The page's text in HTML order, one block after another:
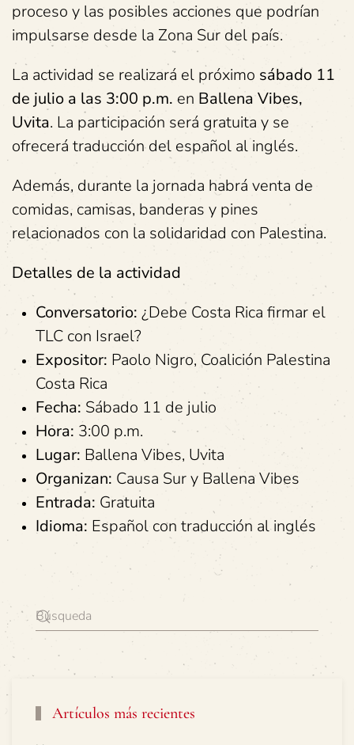
proceso y las posibles acciones que podrían
impulsarse desde la Zona Sur del país.
La actividad se realizará el próximo sábado 11
de julio a las 3:00 p.m. en Ballena Vibes,
Uvita. La participación será gratuita y se
ofrecerá traducción del español al inglés.
Además, durante la jornada habrá venta de
comidas, camisas, banderas y pines
relacionados con la solidaridad con Palestina.
Detalles de la actividad
Conversatorio: ¿Debe Costa Rica firmar el
TLC con Israel?
Expositor: Paolo Nigro, Coalición Palestina
Costa Rica
Fecha: Sábado 11 de julio
Hora: 3:00 p.m.
Lugar: Ballena Vibes, Uvita
Organizan: Causa Sur y Ballena Vibes
Entrada: Gratuita
Idioma: Español con traducción al inglés
Artículos más recientes